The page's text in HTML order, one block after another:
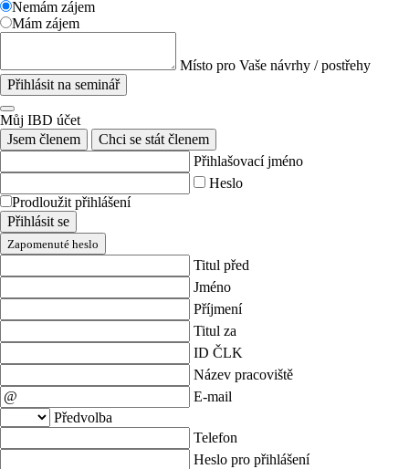
Nemám zájem
Mám zájem
Místo pro Vaše návrhy / postřehy
Přihlásit na seminář
Můj IBD účet
Jsem členem
Chci se stát členem
Přihlašovací jméno
Heslo
Prodloužit přihlášení
Přihlásit se
Zapomenuté heslo
Titul před
Jméno
Příjmení
Titul za
ID ČLK
Název pracoviště
E-mail
Předvolba
Telefon
Heslo pro přihlášení